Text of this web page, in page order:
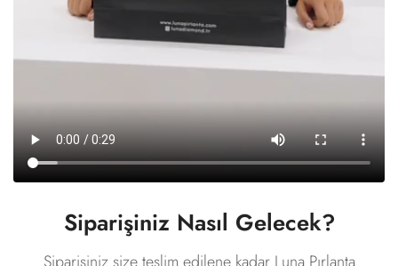
Siparişiniz Nasıl Gelecek?
Siparişiniz size teslim edilene kadar Luna Pırlanta